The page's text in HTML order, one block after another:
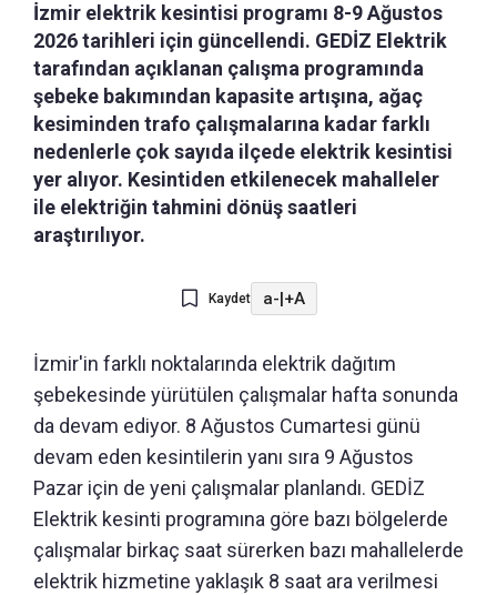
İzmir elektrik kesintisi programı 8-9 Ağustos
2026 tarihleri için güncellendi. GEDİZ Elektrik
tarafından açıklanan çalışma programında
şebeke bakımından kapasite artışına, ağaç
kesiminden trafo çalışmalarına kadar farklı
nedenlerle çok sayıda ilçede elektrik kesintisi
yer alıyor. Kesintiden etkilenecek mahalleler
ile elektriğin tahmini dönüş saatleri
araştırılıyor.
Kaydet a-|+A
İzmir'in farklı noktalarında elektrik dağıtım
şebekesinde yürütülen çalışmalar hafta sonunda
da devam ediyor. 8 Ağustos Cumartesi günü
devam eden kesintilerin yanı sıra 9 Ağustos
Pazar için de yeni çalışmalar planlandı. GEDİZ
Elektrik kesinti programına göre bazı bölgelerde
çalışmalar birkaç saat sürerken bazı mahallelerde
elektrik hizmetine yaklaşık 8 saat ara verilmesi